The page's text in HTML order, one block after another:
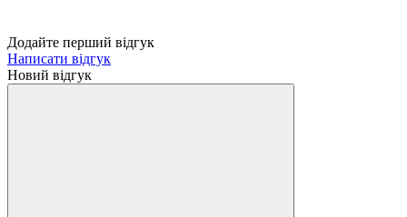
Додайте перший відгук
Написати відгук
Новий відгук